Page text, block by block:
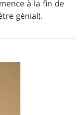
à la fin de
génial).